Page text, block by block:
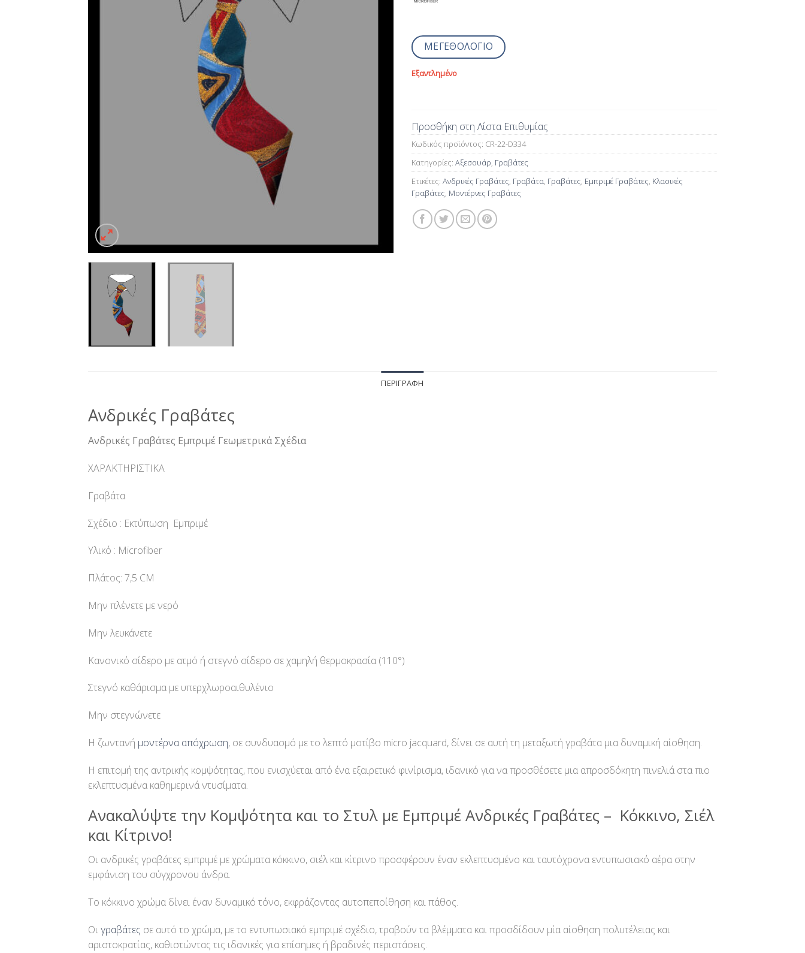
ΜΕΓΕΘΟΛΟΓΙΟ
Εξαντλημένο
Προσθήκη στη Λίστα Επιθυμίας
Κωδικός προϊόντος: CR-22-D334
Κατηγορίες: Αξεσουάρ Γραβάτες
Ετικέτες: Ανδρικές Γραβάτες Γραβάτα Γραβάτες Εμπριμέ Γραβάτες Κλασικές
Γραβάτες Μοντέρνες Γραβάτες
ΠΕΡΙΓΡΑΦΉ
Ανδρικές Γραβάτες
Ανδρικές Γραβάτες Εμπριμέ Γεωμετρικά Σχέδια
ΧΑΡΑΚΤΗΡΙΣΤΙΚΑ
Γραβάτα
Σχέδιο : Εκτύπωση Εμπριμέ
Υλικό : Microfiber
Πλάτος: 7,5 CM
Μην πλένετε με νερό
Μην λευκάνετε
Κανονικό σίδερο με ατμό ή στεγνό σίδερο σε χαμηλή θερμοκρασία (110°)
Στεγνό καθάρισμα με υπερχλωροαιθυλένιο
Μην στεγνώνετε
Η ζωντανή μοντέρνα απόχρωση, σε συνδυασμό με το λεπτό μοτίβο micro jacquard, δίνει σε αυτή τη μεταξωτή γραβάτα μια δυναμική αίσθηση.
Η επιτομή της αντρικής κομψότητας, που ενισχύεται από ένα εξαιρετικό φινίρισμα, ιδανικό για να προσθέσετε μια απροσδόκητη πινελιά στα πιο
εκλεπτυσμένα καθημερινά ντυσίματα.
Ανακαλύψτε την Κομψότητα και το Στυλ με Εμπριμέ Ανδρικές Γραβάτες – Κόκκινο, Σιέλ
και Κίτρινο!
Οι ανδρικές γραβάτες εμπριμέ με χρώματα κόκκινο, σιέλ και κίτρινο προσφέρουν έναν εκλεπτυσμένο και ταυτόχρονα εντυπωσιακό αέρα στην
εμφάνιση του σύγχρονου άνδρα.
Το κόκκινο χρώμα δίνει έναν δυναμικό τόνο, εκφράζοντας αυτοπεποίθηση και πάθος.
Οιγραβάτες σε αυτό το χρώμα, με το εντυπωσιακό εμπριμέ σχέδιο, τραβούν τα βλέμματα και προσδίδουν μία αίσθηση πολυτέλειας και
αριστοκρατίας, καθιστώντας τις ιδανικές για επίσημες ή βραδινές περιστάσεις.